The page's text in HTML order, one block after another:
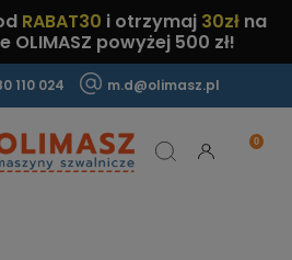
RABAT30 i otrzymaj 30złna
OLIMASZ powyżej 500 zł!
110 024 m.d@olimasz.pl